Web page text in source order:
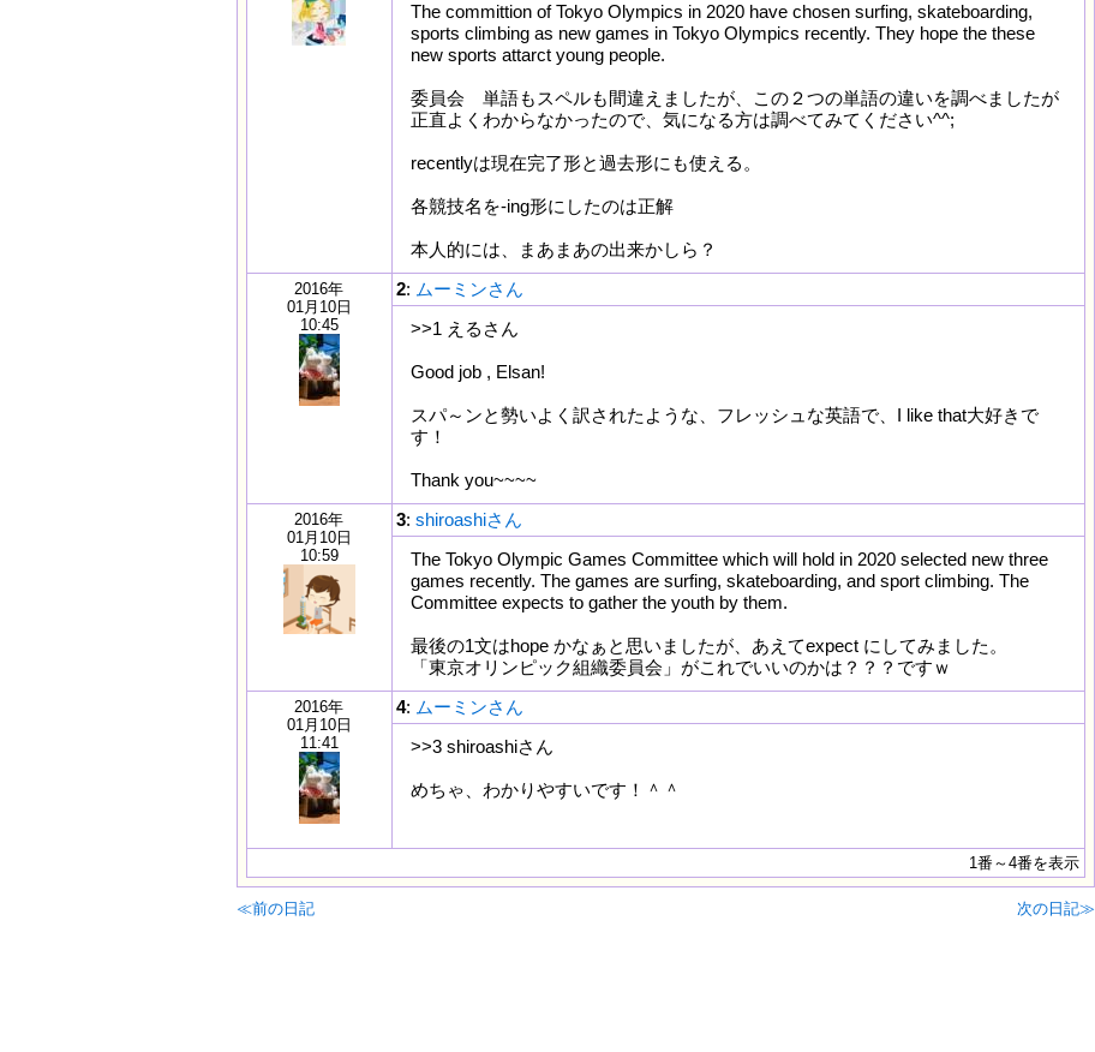
The committion of Tokyo Olympics in 2020 have chosen surfing, skateboarding,
sports climbing as new games in Tokyo Olympics recently. They hope the these
new sports attarct young people.
委員会 単語もスペルも間違えましたが、この２つの単語の違いを調べましたが
正直よくわからなかったので、気になる方は調べてみてください^^;
recentlyは現在完了形と過去形にも使える。
各競技名を-ing形にしたのは正解
本人的には、まあまあの出来かしら？
2016年
01月10日
10:45
2: ムーミンさん
>>1 えるさん
Good job , Elsan!
スパ～ンと勢いよく訳されたような、フレッシュな英語で、I like that大好きで
す！
Thank you~~~~
2016年
01月10日
10:59
3: shiroashiさん
The Tokyo Olympic Games Committee which will hold in 2020 selected new three
games recently. The games are surfing, skateboarding, and sport climbing. The
Committee expects to gather the youth by them.
最後の1文はhope かなぁと思いましたが、あえてexpect にしてみました。
「東京オリンピック組織委員会」がこれでいいのかは？？？ですｗ
2016年
01月10日
11:41
4: ムーミンさん
>>3 shiroashiさん
めちゃ、わかりやすいです！＾＾
1番～4番を表示
≪前の日記 次の日記≫